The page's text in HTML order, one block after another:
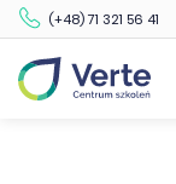
(+48) 71 321 56 41